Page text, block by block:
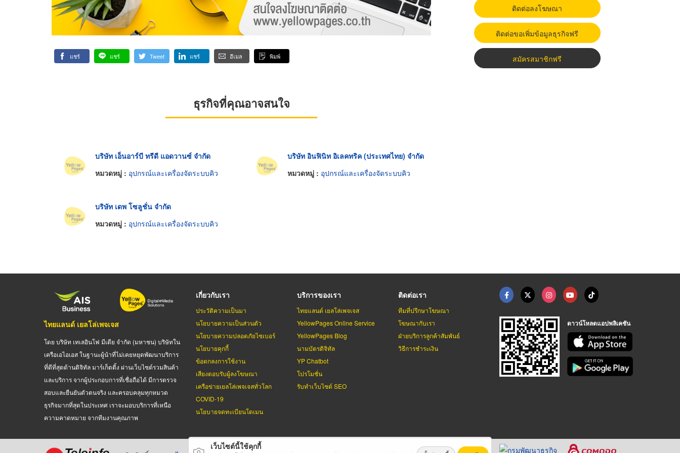
แชร์ แชร์ Tweet แชร์ อีเมล พิมพ์
ธุรกิจที่คุณอาจสนใจ
บริษัท เอ็นอาร์บี ทรีดี แอดวานซ์ จำกัด
หมวดหมู่ : อุปกรณ์และเครื่องจัดระบบคิว
บริษัท อินฟินิท อิเลคทริค (ประเทศไทย) จำกัด
หมวดหมู่ : อุปกรณ์และเครื่องจัดระบบคิว
บริษัท เดพ โซลูชั่น จำกัด
หมวดหมู่ : อุปกรณ์และเครื่องจัดระบบคิว
ติดต่อลงโฆษณา
ติดต่อขอเพิ่มข้อมูลธุรกิจฟรี
สมัครสมาชิกฟรี
ไทยแลนด์ เยลโล่เพจเจส
โดย บริษัท เทเลอินโฟ มีเดีย จำกัด (มหาชน) บริษัทใน
เครือเอไอเอส ในฐานะผู้นำที่ไม่เคยหยุดพัฒนาบริการ
ที่ดีที่สุดด้านดิจิทัล มาร์เก็ตติ้ง ผ่านเว็บไซต์รวมสินค้า
และบริการ จากผู้ประกอบการที่เชื่อถือได้ มีการตรวจ
สอบและยืนยันตัวตนจริง และครอบคลุมทุกหมวด
ธุรกิจมากที่สุดในประเทศ เราจะมอบบริการที่เหนือ
ความคาดหมาย จากทีมงานคุณภาพ
เกี่ยวกับเรา
ประวัติความเป็นมา
นโยบายความเป็นส่วนตัว
นโยบายความปลอดภัยไซเบอร์
นโยบายคุกกี้
ข้อตกลงการใช้งาน
เสียงตอบรับผู้ลงโฆษณา
เครือข่ายเยลโล่เพจเจสทั่วโลก
COVID-19
นโยบายจดทะเบียนโดเมน
บริการของเรา
ไทยแลนด์ เยลโล่เพจเจส
YellowPages Online Service
YellowPages Blog
นามบัตรดิจิทัล
YP Chatbot
โปรโมชั่น
รับทำเว็บไซต์ SEO
ติดต่อเรา
ทีมที่ปรึกษาโฆษณา
โฆษณากับเรา
ฝ่ายบริการลูกค้าสัมพันธ์
วิธีการชำระเงิน
ดาวน์โหลดแอปพลิเคชัน
เว็บไซต์นี้ใช้คุกกี้